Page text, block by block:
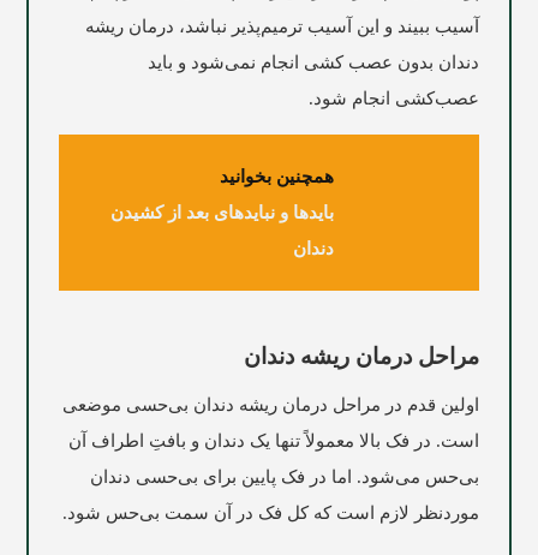
آسیب ببیند و این آسیب ترمیم‌پذیر نباشد، درمان ریشه
دندان بدون عصب ‌کشی انجام نمی‌شود و باید
عصب‌کشی انجام شود.
همچنین بخوانید
بایدها و نبایدهای بعد از کشیدن
دندان
مراحل درمان ریشه دندان
اولین قدم در مراحل درمان ریشه دندان بی‌حسی موضعی
است. در فک بالا معمولاً تنها یک دندان و بافتِ اطراف آن
بی‌حس می‌شود. اما در فک پایین برای بی‌حسی دندان
موردنظر لازم است که کل فک در آن سمت بی‌حس شود.